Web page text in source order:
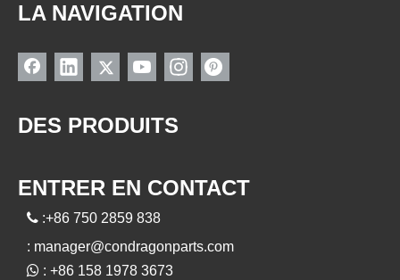
LA NAVIGATION
DES PRODUITS
ENTRER EN CONTACT
 :+86 750 2859 838
: manager@condragonparts.com
 : +86 158 1978 3673